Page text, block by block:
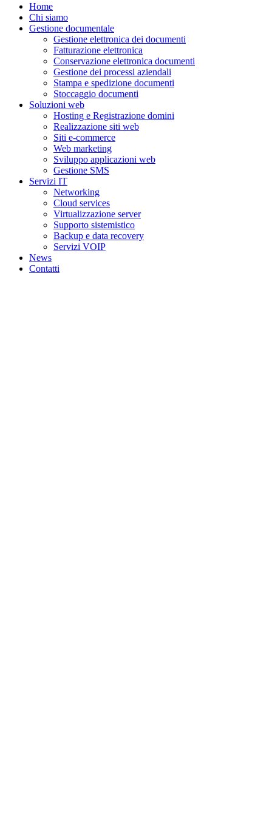
Home
Chi siamo
Gestione documentale
Gestione elettronica dei documenti
Fatturazione elettronica
Conservazione elettronica documenti
Gestione dei processi aziendali
Stampa e spedizione documenti
Stoccaggio documenti
Soluzioni web
Hosting e Registrazione domini
Realizzazione siti web
Siti e-commerce
Web marketing
Sviluppo applicazioni web
Gestione SMS
Servizi IT
Networking
Cloud services
Virtualizzazione server
Supporto sistemistico
Backup e data recovery
Servizi VOIP
News
Contatti